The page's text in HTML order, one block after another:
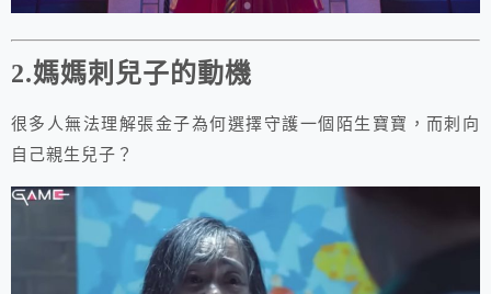
2.媽媽刺兒子的動機
很多人無法理解張金子為何選擇守護一個陌生寶寶，而刺向
自己親生兒子？